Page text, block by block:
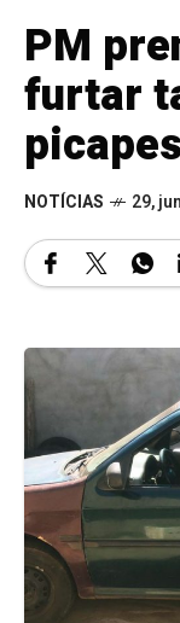
PM
furtar
NOTÍCIAS 29,